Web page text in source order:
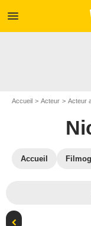
menu
Accueil Acteur Acteur
Accueil